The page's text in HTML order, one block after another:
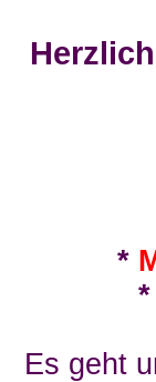
*
*
Es geht